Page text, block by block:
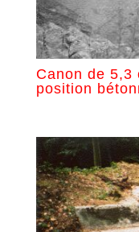
Canon de 5,3
position